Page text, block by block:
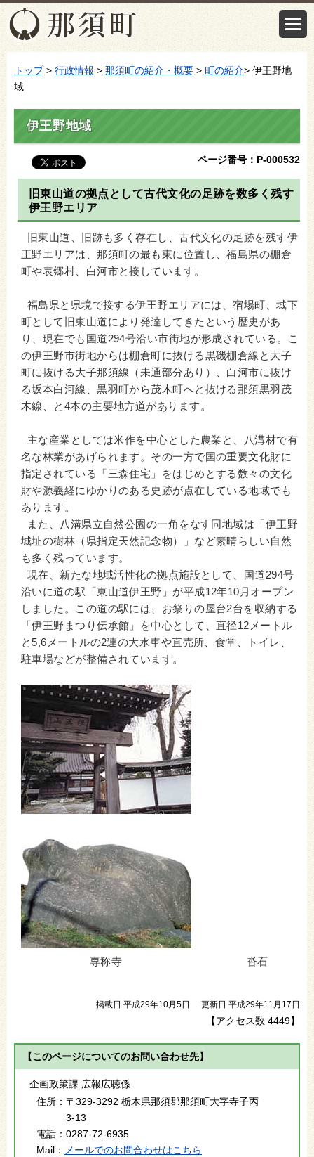
トップ> 行政情報 > 那須町の紹介・概要 > 町の紹介> 伊王野地
域
伊王野地域
ページ番号：P-000532
旧東山道の拠点として古代文化の足跡を数多く残す
伊王野エリア
旧東山道、旧跡も多く存在し、古代文化の足跡を残す伊
王野エリアは、那須町の最も東に位置し、福島県の棚倉
町や表郷村、白河市と接しています。
福島県と県境で接する伊王野エリアには、宿場町、城下
町として旧東山道により発達してきたという歴史があ
り、現在でも国道294号沿い市街地が形成されている。こ
の伊王野市街地からは棚倉町に抜ける黒磯棚倉線と大子
町に抜ける大子那須線（未通部分あり）、白河市に抜け
る坂本白河線、黒羽町から茂木町へと抜ける那須黒羽茂
木線、と4本の主要地方道があります。
主な産業としては米作を中心とした農業と、八溝材で有
名な林業があげられます。その一方で国の重要文化財に
指定されている「三森住宅」をはじめとする数々の文化
財や源義経にゆかりのある史跡が点在している地域でも
あります。
また、八溝県立自然公園の一角をなす同地域は「伊王野
城址の樹林（県指定天然記念物）」など素晴らしい自然
も多く残っています。
現在、新たな地域活性化の拠点施設として、国道294号
沿いに道の駅「東山道伊王野」が平成12年10月オープン
しました。この道の駅には、お祭りの屋台2台を収納する
「伊王野まつり伝承館」を中心として、直径12メートル
と5,6メートルの2連の大水車や直売所、食堂、トイレ、
駐車場などが整備されています。
専称寺 沓石
掲載日 平成29年10月5日 更新日 平成29年11月17日
【アクセス数 4449】
【このページについてのお問い合わせ先】
企画政策課 広報広聴係
住所： 〒329-3292 栃木県那須郡那須町大字寺子丙
3-13
電話： 0287-72-6935
Mail： メールでのお問合わせはこちら